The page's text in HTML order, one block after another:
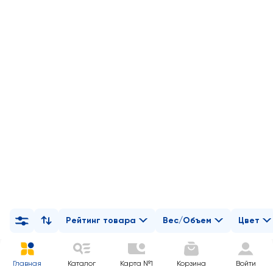
Рейтинг товара Вес/Объем Цвет
Главная Каталог Карта №1 Корзина Войти